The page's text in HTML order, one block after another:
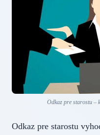
Odkaz pre starostu –
Odkaz pre starostu